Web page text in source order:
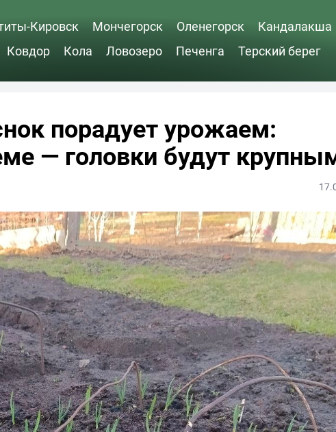
Кировск Мончегорск Оленегорск
Кандалакша
Ковдор Кола Ловозеро Печенга Терский берег
порадует урожаем:
— головки будут